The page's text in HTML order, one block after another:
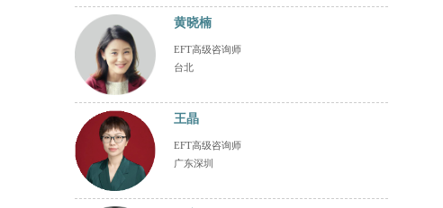
黄晓楠
EFT高级咨询师
台北
王晶
EFT高级咨询师
广东深圳